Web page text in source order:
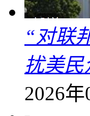
“对联
扰美民
2026